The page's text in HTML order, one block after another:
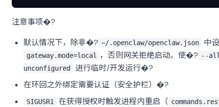
注意事项�?
默认情况下，除非�? ~/.openclaw/openclaw.json 中
gateway.mode=local ，否则网关拒绝启动。使�? --
unconfigured
进行临时/开发运行�?
在环回之外绑定需要认证（安全护栏）�?
SIGUSR1 在获得授权时触发进程内重启（